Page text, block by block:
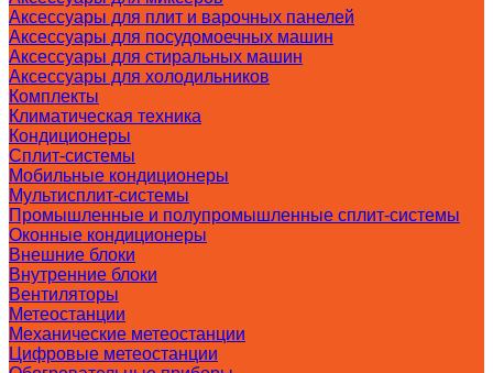
Аксессуары для плит и варочных панелей
Аксессуары для посудомоечных машин
Аксессуары для стиральных машин
Аксессуары для холодильников
Комплекты
Климатическая техника
Кондиционеры
Сплит-системы
Мобильные кондиционеры
Мультисплит-системы
Промышленные и полупромышленные сплит-системы
Оконные кондиционеры
Внешние блоки
Внутренние блоки
Вентиляторы
Метеостанции
Механические метеостанции
Цифровые метеостанции